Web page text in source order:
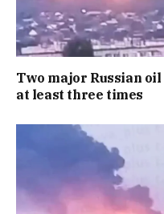
Two major Russian
at least three times